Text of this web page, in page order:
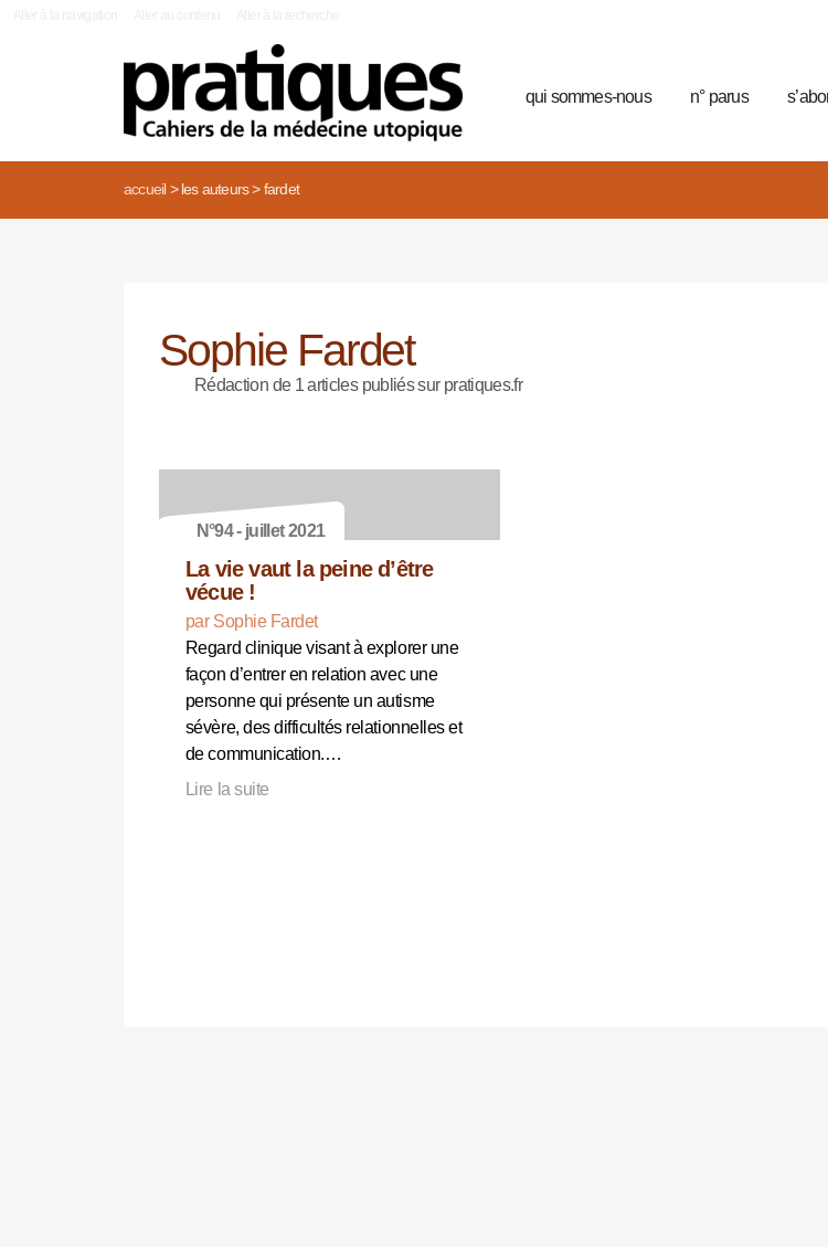
qui sommes-nous n° parus
accueil> les auteurs> fardet
Sophie Fardet
Rédaction de 1 articles publiés sur pratiques.fr
N°94 - juillet 2021
La vie vaut la peine d’être
vécue !
par Sophie Fardet
Regard clinique visant à explorer une
façon d’entrer en relation avec une
personne qui présente un autisme
sévère, des difficultés relationnelles et
de communication.…
Lire la suite